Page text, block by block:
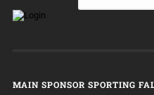
MAIN SPONSOR SPORTING